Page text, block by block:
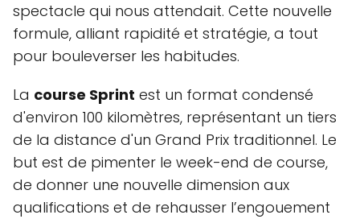
spectacle qui nous attendait. Cette nouvelle
formule, alliant rapidité et stratégie, a tout
pour bouleverser les habitudes.
La course Sprint est un format condensé
d'environ 100 kilomètres, représentant un tiers
de la distance d'un Grand Prix traditionnel. Le
but est de pimenter le week-end de course,
de donner une nouvelle dimension aux
qualifications et de rehausser l’engouement